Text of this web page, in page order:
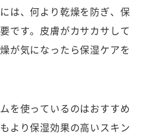
は、何より乾燥を防ぎ、保
です。皮膚がカサカサして
が気になったら保湿ケアを
を使っているのはおすすめ
より保湿効果の高いスキン